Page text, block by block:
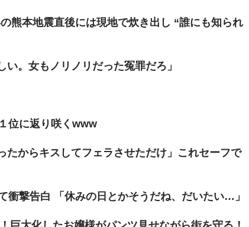
熊本地震直後には現地で炊き出し “誰にも知られ
。女もノリノリだった冤罪だろ」
位に返り咲くwww
たからキスしてフェラさせただけ」これセーフで
衝撃告白 「休みの日とかそうだね、だいたい…」